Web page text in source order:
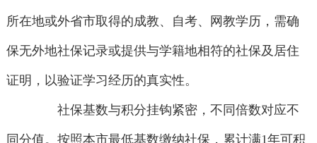
所在地或外省市取得的成教、自考、网教学历，需确
保无外地社保记录或提供与学籍地相符的社保及居住
证明，以验证学习经历的真实性。
社保基数与积分挂钩紧密，不同倍数对应不
同分值。按照本市最低基数缴纳社保，累计满1年可积